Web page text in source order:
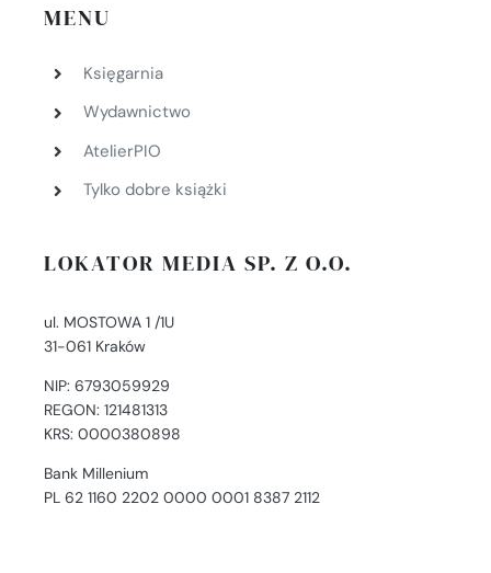
MENU
Księgarnia
Wydawnictwo
AtelierPIO
Tylko dobre książki
LOKATOR MEDIA SP. Z O.O.
ul. MOSTOWA 1 /1U
31-061 Kraków
NIP: 6793059929
REGON: 121481313
KRS: 0000380898
Bank Millenium
PL 62 1160 2202 0000 0001 8387 2112